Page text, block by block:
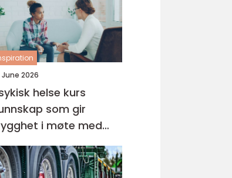
June 2026
helse kurs
som gir
i møte med
og unge